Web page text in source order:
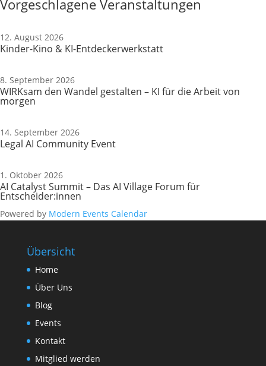
Vorgeschlagene Veranstaltungen
12. August 2026
Kinder-Kino & KI-Entdeckerwerkstatt
8. September 2026
WIRKsam den Wandel gestalten – KI für die Arbeit von
morgen
14. September 2026
Legal AI Community Event
1. Oktober 2026
AI Catalyst Summit – Das AI Village Forum für
Entscheider:innen
Powered by Modern Events Calendar
Übersicht
Home
Über Uns
Blog
Events
Kontakt
Mitglied werden